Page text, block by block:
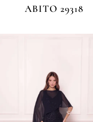
ABITO 29318